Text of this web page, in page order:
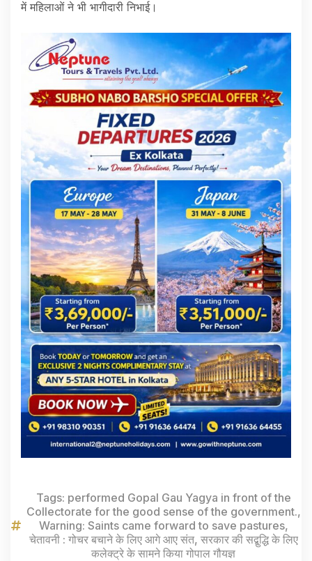
में महिलाओं ने भी भागीदारी निभाई।
Tags: performed Gopal Gau Yagya in front of the
Collectorate for the good sense of the government.,
Warning: Saints came forward to save pastures,
चेतावनी : गोचर बचाने के लिए आगे आए संत, सरकार की सद्बुद्धि के लिए
कलेक्ट्रे के सामने किया गोपाल गौयज्ञ